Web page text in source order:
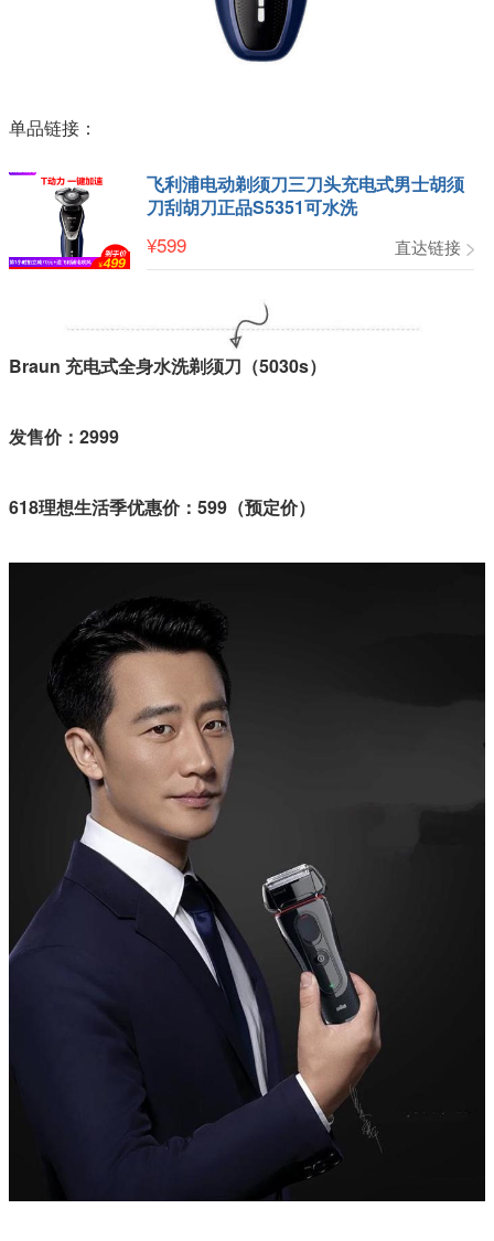
单品链接：
飞利浦电动剃须刀三刀头充电式男士胡须
刀刮胡刀正品S5351可水洗
¥599 直达链接
Braun 充电式全身水洗剃须刀（5030s）
发售价：2999
618理想生活季优惠价：599（预定价）